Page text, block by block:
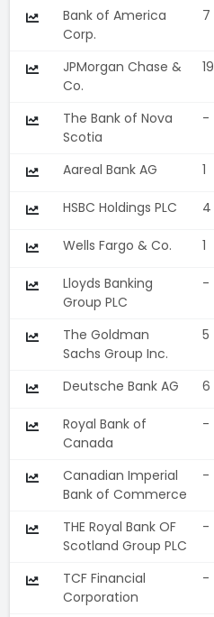
Bank of America
Corp.
7
JPMorgan Chase &
Co.
19
The Bank of Nova
Scotia
-
Aareal Bank AG 1
HSBC Holdings PLC 4
Wells Fargo & Co. 1
Lloyds Banking
Group PLC
-
The Goldman
Sachs Group Inc.
5
Deutsche Bank AG 6
Royal Bank of
Canada
-
Canadian Imperial
Bank of Commerce
-
THE Royal Bank OF
Scotland Group PLC
-
TCF Financial
Corporation
-